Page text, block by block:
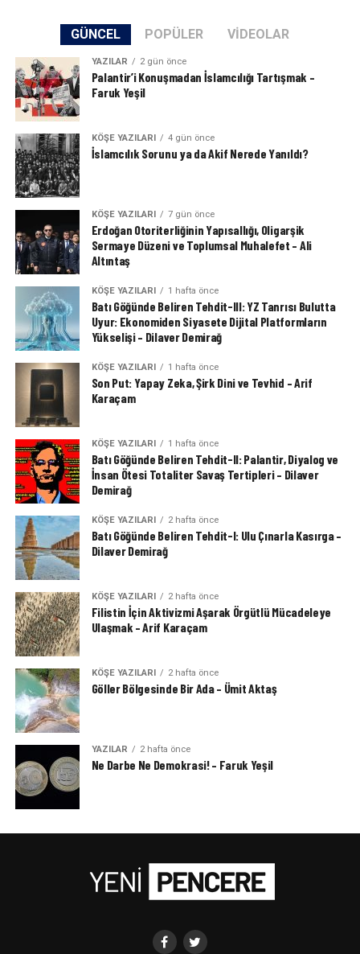
GÜNCEL POPÜLER VIDEOLAR
YAZILAR 2 gün önce
Palantir’i Konuşmadan İslamcılığı Tartışmak –
Faruk Yeşil
KÖŞE YAZILARI 4 gün önce
İslamcılık Sorunu ya da Akif Nerede Yanıldı?
KÖŞE YAZILARI 7 gün önce
Erdoğan Otoriterliğinin Yapısallığı, Oligarşik
Sermaye Düzeni ve Toplumsal Muhalefet – Ali
Altıntaş
KÖŞE YAZILARI 1 hafta önce
Batı Göğünde Beliren Tehdit-III: YZ Tanrısı Bulutta
Uyur: Ekonomiden Siyasete Dijital Platformların
Yükselişi – Dilaver Demirağ
KÖŞE YAZILARI 1 hafta önce
Son Put: Yapay Zeka, Şirk Dini ve Tevhid – Arif
Karaçam
KÖŞE YAZILARI 1 hafta önce
Batı Göğünde Beliren Tehdit-II: Palantir, Diyalog ve
İnsan Ötesi Totaliter Savaş Tertipleri – Dilaver
Demirağ
KÖŞE YAZILARI 2 hafta önce
Batı Göğünde Beliren Tehdit-I: Ulu Çınarla Kasırga –
Dilaver Demirağ
KÖŞE YAZILARI 2 hafta önce
Filistin İçin Aktivizmi Aşarak Örgütlü Mücadeleye
Ulaşmak – Arif Karaçam
KÖŞE YAZILARI 2 hafta önce
Göller Bölgesinde Bir Ada – Ümit Aktaş
YAZILAR 2 hafta önce
Ne Darbe Ne Demokrasi! – Faruk Yeşil